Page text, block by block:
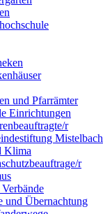
und Pfarrämter
Einrichtungen
r
Mistelbach
Klima
r
und Übernachtung